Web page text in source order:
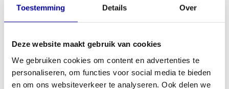
Toestemming Details Over
Deze website maakt gebruik van cookies
We gebruiken cookies om content en advertenties te
personaliseren, om functies voor social media te bieden
en om ons websiteverkeer te analyseren. Ook delen we
INCL BTW: €139,00
In mijn winkelwagen
Offerte aanvragen